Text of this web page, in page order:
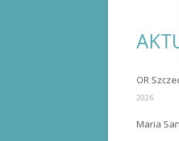
OR
2026
Maria